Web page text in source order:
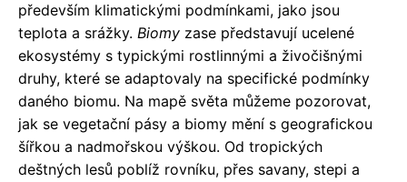
především klimatickými podmínkami, jako jsou
teplota a srážky. Biomy zase představují ucelené
ekosystémy s typickými rostlinnými a živočišnými
druhy, které se adaptovaly na specifické podmínky
daného biomu. Na mapě světa můžeme pozorovat,
jak se vegetační pásy a biomy mění s geografickou
šířkou a nadmořskou výškou. Od tropických
deštných lesů poblíž rovníku, přes savany, stepi a